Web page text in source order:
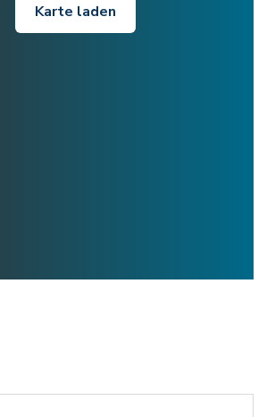
Karte laden